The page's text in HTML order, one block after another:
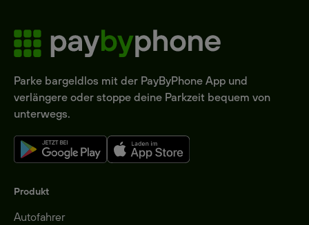
Parke bargeldlos mit der PayByPhone App und
verlängere oder stoppe deine Parkzeit bequem von
unterwegs.
Produkt
Autofahrer